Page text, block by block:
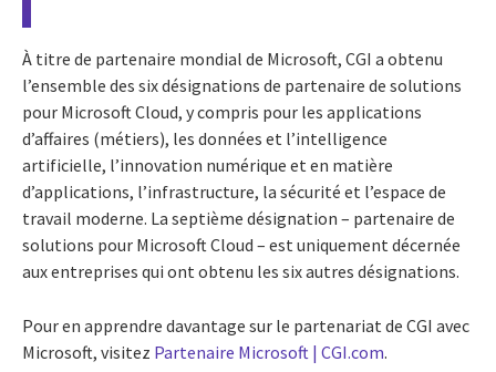
À titre de partenaire mondial de Microsoft, CGI a obtenu
l’ensemble des six désignations de partenaire de solutions
pour Microsoft Cloud, y compris pour les applications
d’affaires (métiers), les données et l’intelligence
artificielle, l’innovation numérique et en matière
d’applications, l’infrastructure, la sécurité et l’espace de
travail moderne. La septième désignation – partenaire de
solutions pour Microsoft Cloud – est uniquement décernée
aux entreprises qui ont obtenu les six autres désignations.
Pour en apprendre davantage sur le partenariat de CGI avec
Microsoft, visitez Partenaire Microsoft | CGI.com.